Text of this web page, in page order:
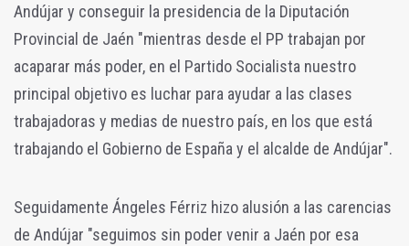
Andújar y conseguir la presidencia de la Diputación
Provincial de Jaén "mientras desde el PP trabajan por
acaparar más poder, en el Partido Socialista nuestro
principal objetivo es luchar para ayudar a las clases
trabajadoras y medias de nuestro país, en los que está
trabajando el Gobierno de España y el alcalde de Andújar".
Seguidamente Ángeles Férriz hizo alusión a las carencias
de Andújar "seguimos sin poder venir a Jaén por esa